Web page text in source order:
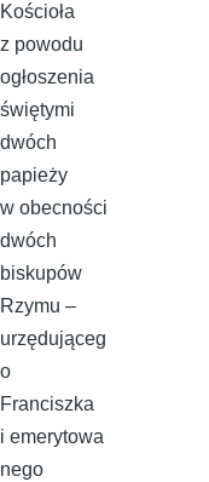
Kościoła
z powodu
ogłoszenia
świętymi
dwóch
papieży
w obecności
dwóch
biskupów
Rzymu –
urzędująceg
o
Franciszka
i emerytowa
nego